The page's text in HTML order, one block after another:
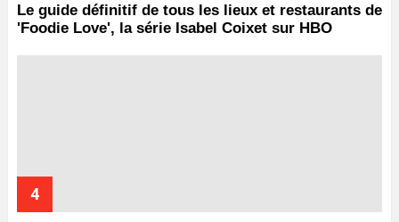
Le guide définitif de tous les lieux et restaurants de
'Foodie Love', la série Isabel Coixet sur HBO